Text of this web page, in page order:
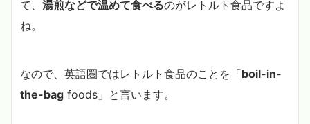
て、 湯煎などで温めて食べるのがレトルト食品ですよ
ね。
なので、英語圏ではレトルト食品のことを「boil-in-
the-bag foods」と言います。